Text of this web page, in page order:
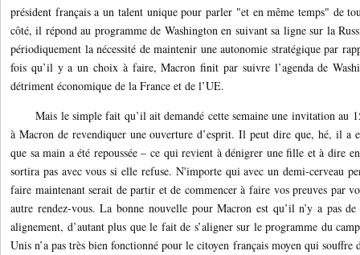
président français a un talent unique pour parler "et en même temps" de
côté, il répond au programme de Washington en suivant sa ligne sur la
périodiquement la nécessité de maintenir une autonomie stratégique par
fois qu’il y a un choix à faire, Macron finit par suivre l’agenda de
détriment économique de la France et de l’UE.
Mais le simple fait qu’il ait demandé cette semaine une invitation au
à Macron de revendiquer une ouverture d’esprit. Il peut dire que, hé, il a
que sa main a été repoussée – ce qui revient à dénigrer une fille et à dire
sortira pas avec vous si elle refuse. N'importe qui avec un demi-cerveau
faire maintenant serait de partir et de commencer à faire vos preuves par
autre rendez-vous. La bonne nouvelle pour Macron est qu’il n’y a pas
alignement, d’autant plus que le fait de s’aligner sur le programme du
Unis n’a pas très bien fonctionné pour le citoyen français moyen qui souffre